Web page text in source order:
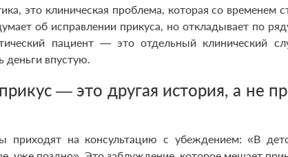
это клиническая проблема, которая со временем
об исправлении прикуса, но откладывает по
пациент — это отдельный клинический
деньги впустую.
— это другая история, а не
приходят на консультацию с убеждением: «В